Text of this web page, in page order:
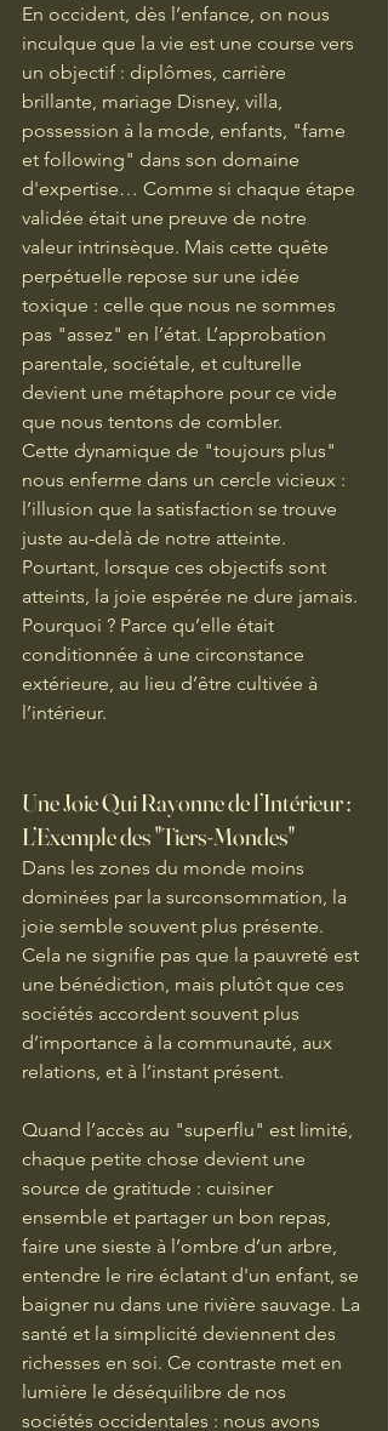
En occident, dès l’enfance, on nous
inculque que la vie est une course vers
un objectif : diplômes, carrière
brillante, mariage Disney, villa,
possession à la mode, enfants, "fame
et following" dans son domaine
d'expertise… Comme si chaque étape
validée était une preuve de notre
valeur intrinsèque. Mais cette quête
perpétuelle repose sur une idée
toxique : celle que nous ne sommes
pas "assez" en l’état. L’approbation
parentale, sociétale, et culturelle
devient une métaphore pour ce vide
que nous tentons de combler.
Cette dynamique de "toujours plus"
nous enferme dans un cercle vicieux :
l’illusion que la satisfaction se trouve
juste au-delà de notre atteinte.
Pourtant, lorsque ces objectifs sont
atteints, la joie espérée ne dure jamais.
Pourquoi ? Parce qu’elle était
conditionnée à une circonstance
extérieure, au lieu d’être cultivée à
l’intérieur.
Une Joie Qui Rayonne de l’Intérieur :
L’Exemple des "Tiers-Mondes"
Dans les zones du monde moins
dominées par la surconsommation, la
joie semble souvent plus présente.
Cela ne signifie pas que la pauvreté est
une bénédiction, mais plutôt que ces
sociétés accordent souvent plus
d’importance à la communauté, aux
relations, et à l’instant présent.
Quand l’accès au "superflu" est limité,
chaque petite chose devient une
source de gratitude : cuisiner
ensemble et partager un bon repas,
faire une sieste à l’ombre d’un arbre,
entendre le rire éclatant d'un enfant, se
baigner nu dans une rivière sauvage. La
santé et la simplicité deviennent des
richesses en soi. Ce contraste met en
lumière le déséquilibre de nos
sociétés occidentales : nous avons